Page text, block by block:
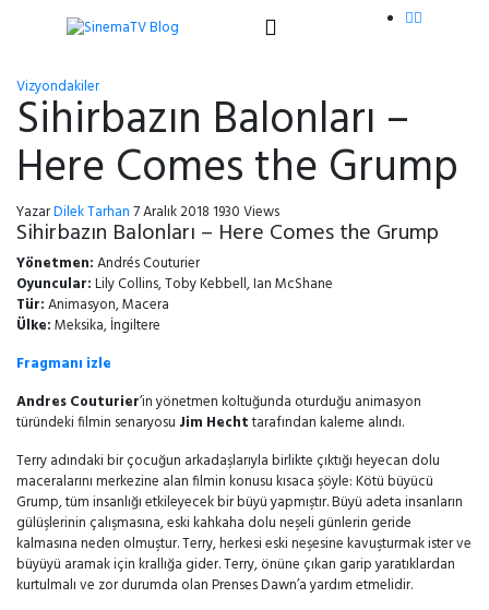
Vizyondakiler
Sihirbazın Balonları –
Here Comes the Grump
YazarDilek Tarhan7 Aralık 2018 1930 Views
Sihirbazın Balonları – Here Comes the Grump
Yönetmen:Andrés Couturier
Oyuncular:Lily Collins, Toby Kebbell, Ian McShane
Tür:Animasyon, Macera
Ülke:Meksika, İngiltere
Fragmanı izle
Andres Couturier’in yönetmen koltuğunda oturduğu animasyon
türündeki filmin senaryosu Jim Hechttarafından kaleme alındı.
Terry adındaki bir çocuğun arkadaşlarıyla birlikte çıktığı heyecan dolu
maceralarını merkezine alan filmin konusu kısaca şöyle: Kötü büyücü
Grump, tüm insanlığı etkileyecek bir büyü yapmıştır. Büyü adeta insanların
gülüşlerinin çalışmasına, eski kahkaha dolu neşeli günlerin geride
kalmasına neden olmuştur. Terry, herkesi eski neşesine kavuşturmak ister ve
büyüyü aramak için krallığa gider. Terry, önüne çıkan garip yaratıklardan
kurtulmalı ve zor durumda olan Prenses Dawn’a yardım etmelidir.